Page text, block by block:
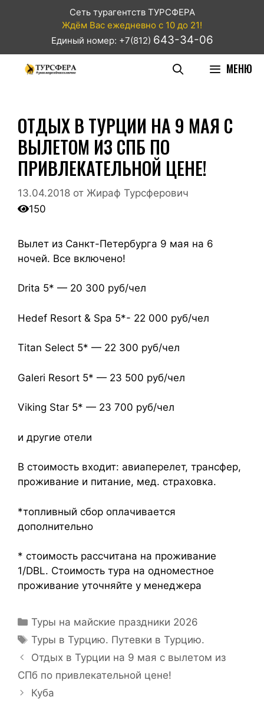
Сеть турагентств ТУРСФЕРА
Ждём Вас ежедневно с 10 до 21!
Единый номер: +7(812) 643-34-06
МЕНЮ
ОТДЫХ В ТУРЦИИ НА 9 МАЯ С
ВЫЛЕТОМ ИЗ СПБ ПО
ПРИВЛЕКАТЕЛЬНОЙ ЦЕНЕ!
13.04.2018 от Жираф Турсферович
150
Вылет из Санкт-Петербурга 9 мая на 6
ночей. Все включено!
Drita 5* — 20 300 руб/чел
Hedef Resort & Spa 5*- 22 000 руб/чел
Titan Select 5* — 22 300 руб/чел
Galeri Resort 5* — 23 500 руб/чел
Viking Star 5* — 23 700 руб/чел
и другие отели
В стоимость входит: авиаперелет, трансфер,
проживание и питание, мед. страховка.
*топливный сбор оплачивается
дополнительно
* стоимость рассчитана на проживание
1/DBL. Стоимость тура на одноместное
проживание уточняйте у менеджера
Туры на майские праздники 2026
Туры в Турцию. Путевки в Турцию.
Отдых в Турции на 9 мая с вылетом из
СПб по привлекательной цене!
Куба